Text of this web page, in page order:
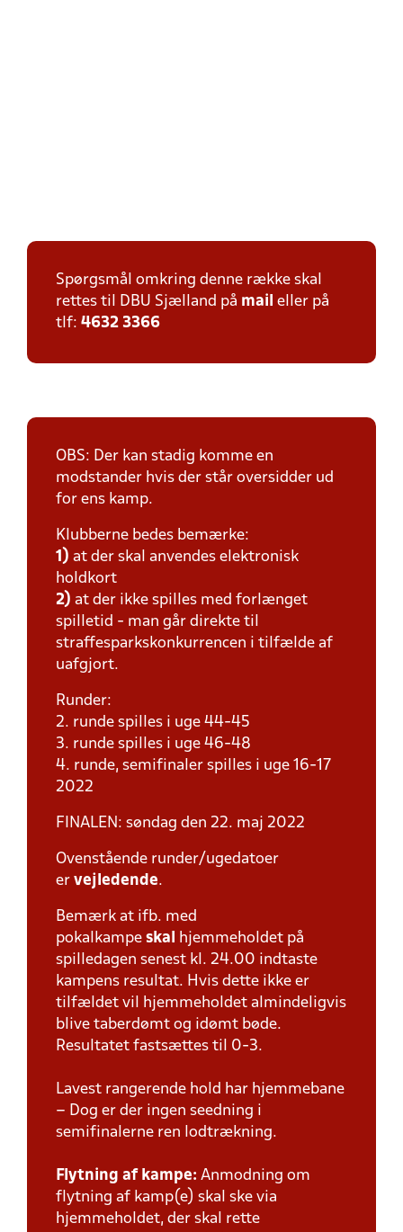
Spørgsmål omkring denne række skal
rettes til DBU Sjælland på mail eller på
tlf: 4632 3366
OBS: Der kan stadig komme en
modstander hvis der står oversidder ud
for ens kamp.
Klubberne bedes bemærke:
1) at der skal anvendes elektronisk
holdkort
2) at der ikke spilles med forlænget
spilletid - man går direkte til
straffesparkskonkurrencen i tilfælde af
uafgjort.
Runder:
2. runde spilles i uge 44-45
3. runde spilles i uge 46-48
4. runde, semifinaler spilles i uge 16-17
2022
FINALEN: søndag den 22. maj 2022
Ovenstående runder/ugedatoer
er vejledende.
Bemærk at ifb. med
pokalkampe skal
hjemmeholdet på
spilledagen senest kl. 24.00 indtaste
kampens resultat. Hvis dette ikke er
tilfældet vil hjemmeholdet almindeligvis
blive taberdømt og idømt bøde.
Resultatet fastsættes til 0-3.
Lavest rangerende hold har hjemmebane
– Dog er der ingen seedning i
semifinalerne ren lodtrækning.
Flytning af kampe: Anmodning om
flytning af kamp(e) skal ske via
hjemmeholdet, der skal rette